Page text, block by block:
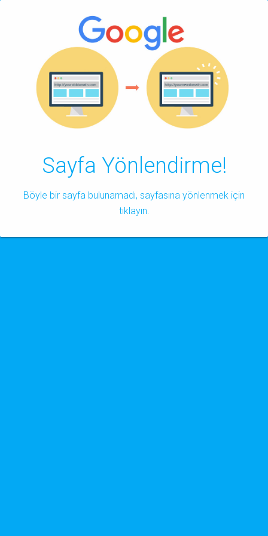
Sayfa Yönlendirme!
Böyle bir sayfa bulunamadı, sayfasına yönlenmek için
tıklayın.